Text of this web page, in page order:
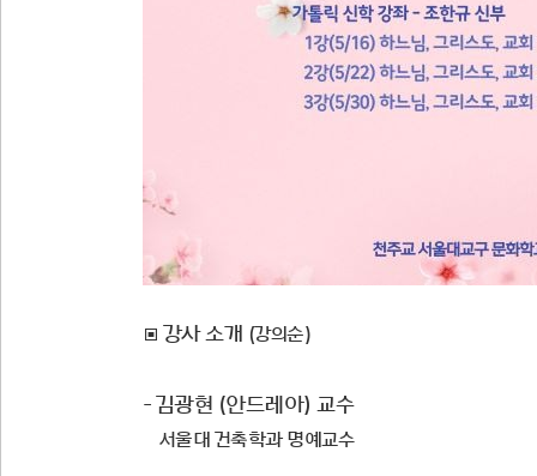
▣ 강사 소개 (강의순)
- 김광현 (안드레아) 교수
서울대 건축학과 명예교수